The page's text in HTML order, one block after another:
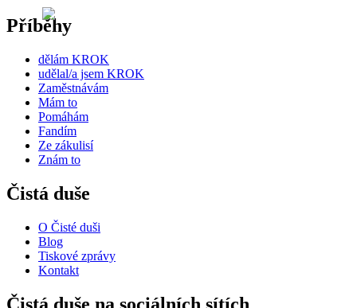
Příběhy
dělám KROK
udělal/a jsem KROK
Zaměstnávám
Mám to
Pomáhám
Fandím
Ze zákulisí
Znám to
Čistá duše
O Čisté duši
Blog
Tiskové zprávy
Kontakt